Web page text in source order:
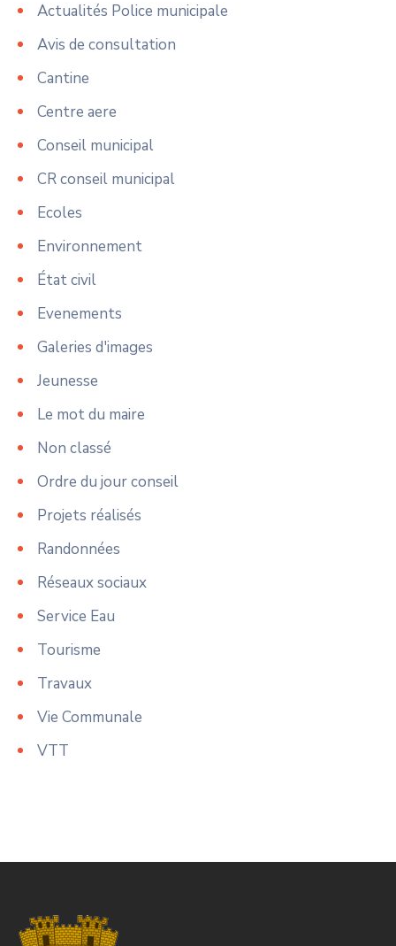
Actualités Police municipale
Avis de consultation
Cantine
Centre aere
Conseil municipal
CR conseil municipal
Ecoles
Environnement
État civil
Evenements
Galeries d'images
Jeunesse
Le mot du maire
Non classé
Ordre du jour conseil
Projets réalisés
Randonnées
Réseaux sociaux
Service Eau
Tourisme
Travaux
Vie Communale
VTT